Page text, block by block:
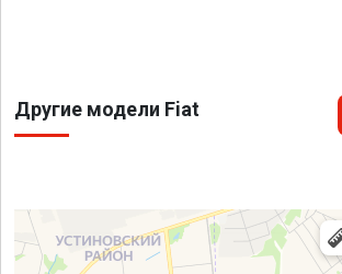
Другие модели Fiat